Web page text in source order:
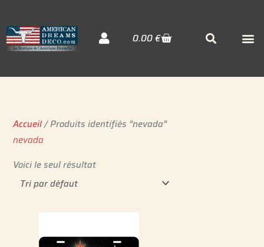
au
contenu
0.00€Cart
Accueil/ Produits identifiés “nevada”
nevada
Voici le seul résultat